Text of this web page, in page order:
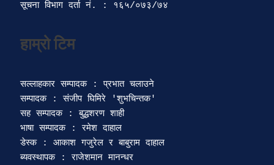
सूचना विभाग दर्ता‍ नं. : १६५/०७३/७४
हाम्रो टिम
सल्लाहकार सम्पादक : प्रभात चलाउने
सम्पादक : संजीप घिमिरे 'शुभचिन्तक'
सह सम्पादक : बुद्धशरण शाही
भाषा सम्पादक : रमेश दाहाल
डेस्क : आकाश गजुरेल र बाबुराम दाहाल
ब्यवस्थापक : राजेशमान मानन्धर